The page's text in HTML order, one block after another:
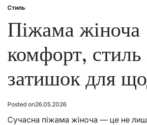
Posted
Стиль
Піжама
комфорт, стиль
затишок для
Posted on26.05.2026
Сучасна піжама жіноча — це не